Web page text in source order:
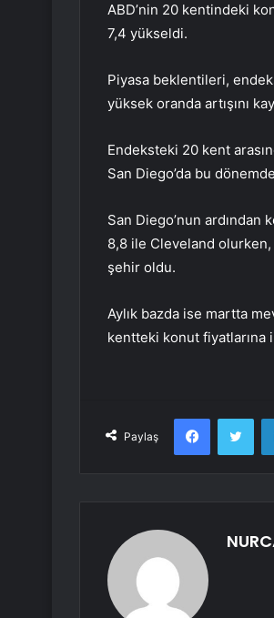
ABD’nin 20 kentindeki
7,4 yükseldi.
Piyasa beklentileri,
yüksek oranda artışını
Endeksteki 20 kent
San Diego’da bu
San Diego’nun
8,8 ile Cleveland olurken,
şehir oldu.
Aylık bazda ise martta
kentteki konut fiyatlarına
Paylaş
Facebook